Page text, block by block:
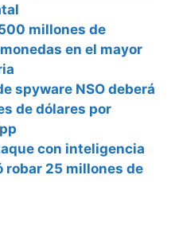
millones de
en el mayor
spyware NSO deberá
de dólares por
con inteligencia
25 millones de